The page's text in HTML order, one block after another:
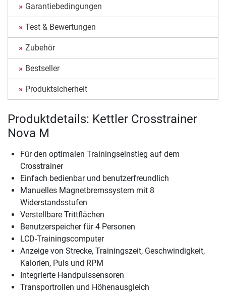
Garantiebedingungen
Test & Bewertungen
Zubehör
Bestseller
Produktsicherheit
Produktdetails: Kettler Crosstrainer
Nova M
Für den optimalen Trainingseinstieg auf dem
Crosstrainer
Einfach bedienbar und benutzerfreundlich
Manuelles Magnetbremssystem mit 8
Widerstandsstufen
Verstellbare Trittflächen
Benutzerspeicher für 4 Personen
LCD-Trainingscomputer
Anzeige von Strecke, Trainingszeit, Geschwindigkeit,
Kalorien, Puls und RPM
Integrierte Handpulssensoren
Transportrollen und Höhenausgleich